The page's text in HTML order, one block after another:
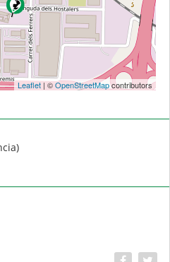
Leaflet| ©OpenStreetMapcontributors
)